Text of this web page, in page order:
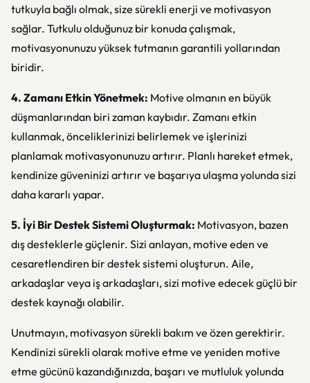
tutkuyla bağlı olmak, size sürekli enerji ve motivasyon
sağlar. Tutkulu olduğunuz bir konuda çalışmak,
motivasyonunuzu yüksek tutmanın garantili yollarından
biridir.
4. Zamanı Etkin Yönetmek: Motive olmanın en büyük
düşmanlarından biri zaman kaybıdır. Zamanı etkin
kullanmak, önceliklerinizi belirlemek ve işlerinizi
planlamak motivasyonunuzu artırır. Planlı hareket etmek,
kendinize güveninizi artırır ve başarıya ulaşma yolunda sizi
daha kararlı yapar.
5. İyi Bir Destek Sistemi Oluşturmak: Motivasyon, bazen
dış desteklerle güçlenir. Sizi anlayan, motive eden ve
cesaretlendiren bir destek sistemi oluşturun. Aile,
arkadaşlar veya iş arkadaşları, sizi motive edecek güçlü bir
destek kaynağı olabilir.
Unutmayın, motivasyon sürekli bakım ve özen gerektirir.
Kendinizi sürekli olarak motive etme ve yeniden motive
etme gücünü kazandığınızda, başarı ve mutluluk yolunda